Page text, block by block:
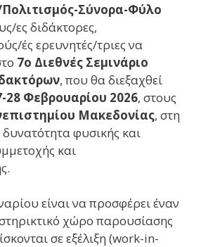
Σύνορα-Φύλο
ες διδάκτορες,
ές ερευνητές/τριες να
7ο Διεθνές Σεμινάριο
, που θα διεξαχθεί
28 Φεβρουαρίου 2026, στους
Μακεδονίας, στη
φυσικής και
και
είναι να προσφέρει έναν
χώρο παρουσίασης
σε εξέλιξη (work-in-